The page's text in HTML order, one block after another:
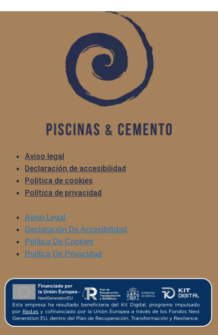
Aviso legal
Declaración de accesibilidad
Política de cookies
Política de privacidad
Aviso Legal
Declaración De Accesibilidad
Política De Cookies
Política De Privacidad